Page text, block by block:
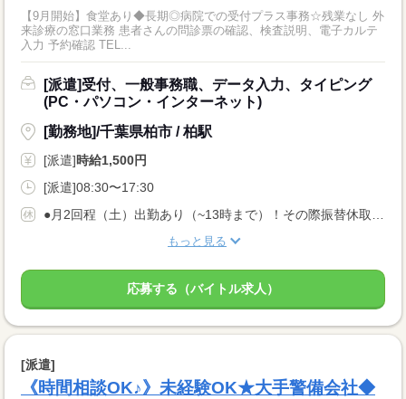
【9月開始】食堂あり◆長期◎病院での受付プラス事務☆残業なし 外
来診療の窓口業務 患者さんの問診票の確認、検査説明、電子カルテ
入力 予約確認 TEL...
[派遣]受付、一般事務職、データ入力、タイピング
(PC・パソコン・インターネット)
[勤務地]/千葉県柏市 / 柏駅
[派遣]時給1,500円
[派遣]08:30〜17:30
もっと見る
応募する（バイトル求人）
[派遣]
《時間相談OK♪》未経験OK★大手警備会社◆